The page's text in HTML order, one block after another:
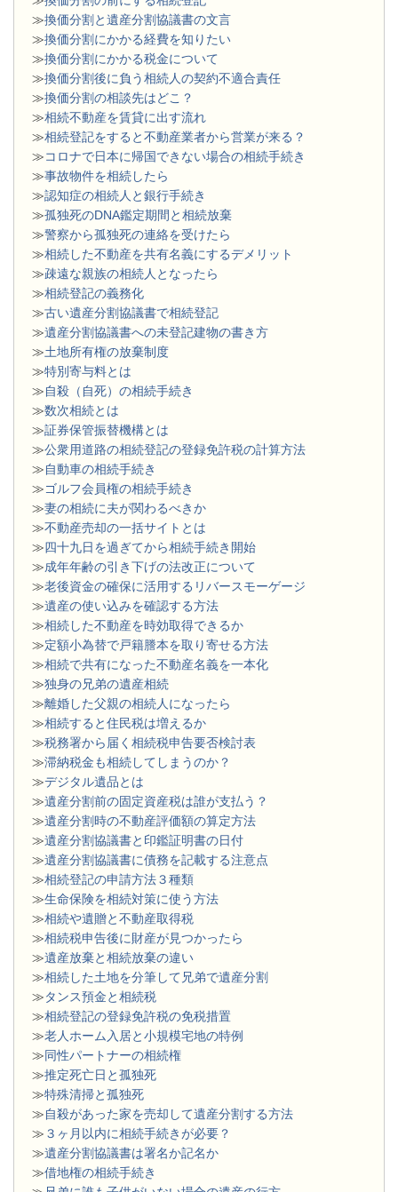
≫換価分割と遺産分割協議書の文言
≫換価分割にかかる経費を知りたい
≫換価分割にかかる税金について
≫換価分割後に負う相続人の契約不適合責任
≫換価分割の相談先はどこ？
≫相続不動産を賃貸に出す流れ
≫相続登記をすると不動産業者から営業が来る？
≫コロナで日本に帰国できない場合の相続手続き
≫事故物件を相続したら
≫認知症の相続人と銀行手続き
≫孤独死のDNA鑑定期間と相続放棄
≫警察から孤独死の連絡を受けたら
≫相続した不動産を共有名義にするデメリット
≫疎遠な親族の相続人となったら
≫相続登記の義務化
≫古い遺産分割協議書で相続登記
≫遺産分割協議書への未登記建物の書き方
≫土地所有権の放棄制度
≫特別寄与料とは
≫自殺（自死）の相続手続き
≫数次相続とは
≫証券保管振替機構とは
≫公衆用道路の相続登記の登録免許税の計算方法
≫自動車の相続手続き
≫ゴルフ会員権の相続手続き
≫妻の相続に夫が関わるべきか
≫不動産売却の一括サイトとは
≫四十九日を過ぎてから相続手続き開始
≫成年年齢の引き下げの法改正について
≫老後資金の確保に活用するリバースモーゲージ
≫遺産の使い込みを確認する方法
≫相続した不動産を時効取得できるか
≫定額小為替で戸籍謄本を取り寄せる方法
≫相続で共有になった不動産名義を一本化
≫独身の兄弟の遺産相続
≫離婚した父親の相続人になったら
≫相続すると住民税は増えるか
≫税務署から届く相続税申告要否検討表
≫滞納税金も相続してしまうのか？
≫デジタル遺品とは
≫遺産分割前の固定資産税は誰が支払う？
≫遺産分割時の不動産評価額の算定方法
≫遺産分割協議書と印鑑証明書の日付
≫遺産分割協議書に債務を記載する注意点
≫相続登記の申請方法３種類
≫生命保険を相続対策に使う方法
≫相続や遺贈と不動産取得税
≫相続税申告後に財産が見つかったら
≫遺産放棄と相続放棄の違い
≫相続した土地を分筆して兄弟で遺産分割
≫タンス預金と相続税
≫相続登記の登録免許税の免税措置
≫老人ホーム入居と小規模宅地の特例
≫同性パートナーの相続権
≫推定死亡日と孤独死
≫特殊清掃と孤独死
≫自殺があった家を売却して遺産分割する方法
≫ ３ヶ月以内に相続手続きが必要？
≫遺産分割協議書は署名か記名か
≫借地権の相続手続き